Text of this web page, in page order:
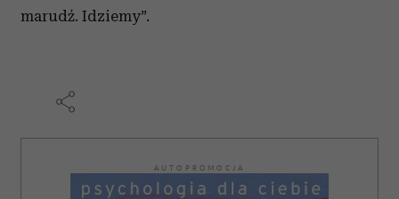
marudź. Idziemy”.
AUTOPROMOCJA